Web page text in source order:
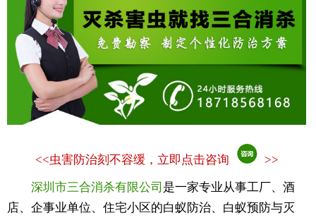
<<虫害防治刻不容缓，立即点击咨询 >>
深圳市三合消杀有限公司 是一家专业从事工厂、酒
店、企事业单位、住宅小区的白蚁防治、白蚁预防与灭